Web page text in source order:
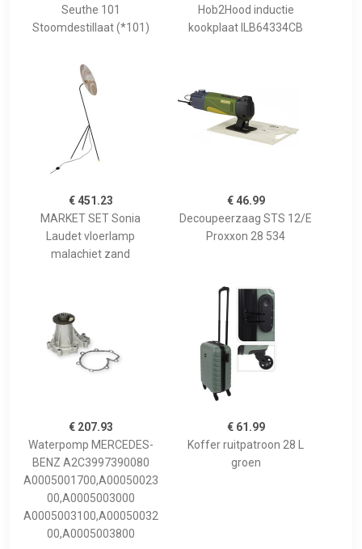
Seuthe 101
Stoomdestillaat (*101)
Hob2Hood inductie
kookplaat ILB64334CB
€ 451.23
MARKET SET Sonia
Laudet vloerlamp
malachiet zand
€ 46.99
Decoupeerzaag STS 12/E
Proxxon 28 534
€ 207.93
Waterpomp MERCEDES-
BENZ A2C3997390080
A0005001700,A00050023
00,A0005003000
A0005003100,A00050032
00,A0005003800
€ 61.99
Koffer ruitpatroon 28 L
groen